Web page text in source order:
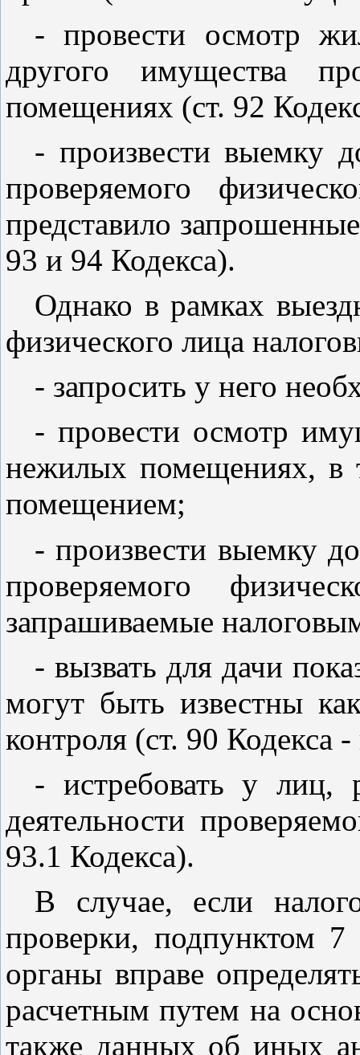
- провести осмотр
другого имущества
помещениях (ст. 92
- произвести выемку
проверяемого
представило
93 и 94 Кодекса).
Однако в рамках
физического лица
- запросить у него
- провести осмотр
нежилых помещениях, в
помещением;
- произвести выемку
проверяемого
запрашиваемые
- вызвать для дачи
могут быть известны
контроля (ст. 90 Кодекса -
- истребовать у лиц,
деятельности
93.1 Кодекса).
В случае, если
проверки, подпунктом 7
органы вправе
расчетным путем на
также данных об иных